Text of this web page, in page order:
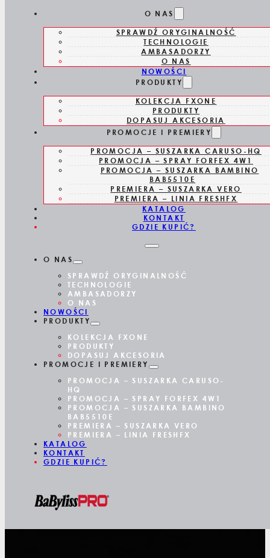
O NAS
SPRAWDŹ ORYGINALNOŚĆ
TECHNOLOGIE
AMBASADORZY
O NAS
NOWOŚCI
PRODUKTY
KOLEKCJA FXONE
PRODUKTY
DOPASUJ AKCESORIA
PROMOCJE I PREMIERY
PROMOCJA – SUSZARKA CARUSO-HQ
PROMOCJA – SPRAY FORFEX 4W1
PROMOCJA – SUSZARKA BAMBINO
BAB5510E
PREMIERA – SUSZARKA VERO
PREMIERA – LINIA FRESHFX
KATALOG
KONTAKT
GDZIE KUPIĆ?
O NAS
SPRAWDŹ ORYGINALNOŚĆ
TECHNOLOGIE
AMBASADORZY
O NAS
NOWOŚCI
PRODUKTY
KOLEKCJA FXONE
PRODUKTY
DOPASUJ AKCESORIA
PROMOCJE I PREMIERY
PROMOCJA – SUSZARKA CARUSO-
HQ
PROMOCJA – SPRAY FORFEX 4W1
PROMOCJA – SUSZARKA BAMBINO
BAB5510E
PREMIERA – SUSZARKA VERO
PREMIERA – LINIA FRESHFX
KATALOG
KONTAKT
GDZIE KUPIĆ?
BAB2770E
OBROTOWA
SUSZARKO-
LOKÓWKA